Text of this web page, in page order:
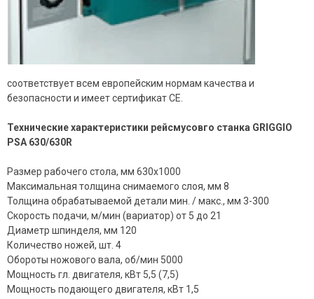
соответствует всем европейским нормам качества и
безопасности и имеет сертификат CE.
Технические характеристики рейсмусовго станка GRIGGIO
PSA 630/630R
Размер рабочего стола, мм 630х1000
Максимальная толщина снимаемого слоя, мм 8
Толщина обрабатываемой детали мин. / макс., мм 3-300
Скорость подачи, м/мин (вариатор) от 5 до 21
Диаметр шпинделя, мм 120
Количество ножей, шт. 4
Обороты ножового вала, об/мин 5000
Мощность гл. двигателя, кВт 5,5 (7,5)
Мощность подающего двигателя, кВт 1,5